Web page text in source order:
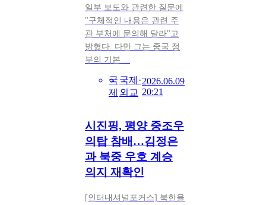
일부 보도와 관련한 질문에
"구체적인 내용은 관련 주
관 부처에 문의해 달라"고
밝혔다. 다만 그는 중국 정
부의 기본 ...
국
제
국제·
외교
2026.06.09
20:21
시진핑, 평양 중조우
의탑 참배…김정은
과 북중 우호 계승
의지 재확인
[인터내셔널포커스] 북한을